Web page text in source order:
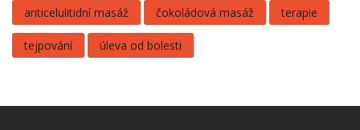
anticelulitidní masáž čokoládová masáž terapie
tejpování úleva od bolesti